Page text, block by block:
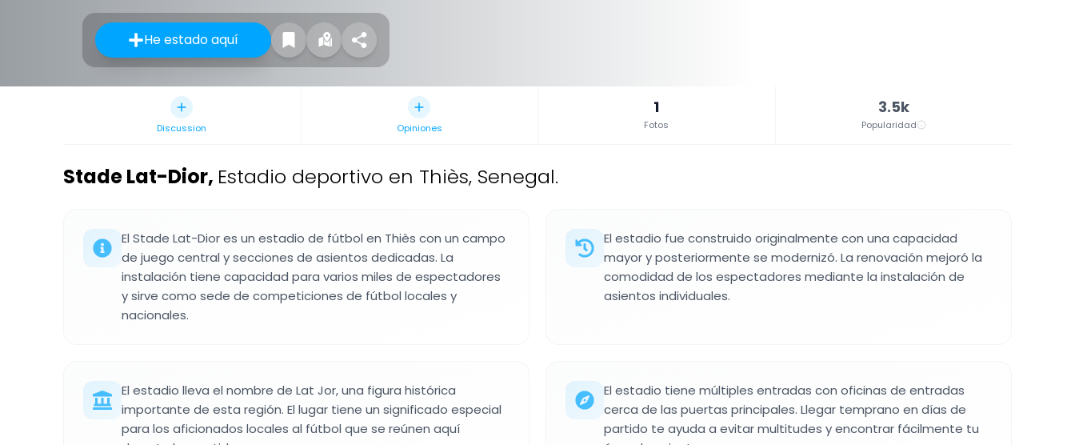
He estado aquí
Discussion Opiniones
1
Fotos
3.5k
Popularidad
Stade Lat-Dior, Estadio deportivo en Thiès, Senegal.
El Stade Lat-Dior es un estadio de fútbol en Thiès con un campo
de juego central y secciones de asientos dedicadas. La
instalación tiene capacidad para varios miles de espectadores
y sirve como sede de competiciones de fútbol locales y
nacionales.
El estadio fue construido originalmente con una capacidad
mayor y posteriormente se modernizó. La renovación mejoró la
comodidad de los espectadores mediante la instalación de
asientos individuales.
El estadio lleva el nombre de Lat Jor, una figura histórica
importante de esta región. El lugar tiene un significado especial
para los aficionados locales al fútbol que se reúnen aquí
El estadio tiene múltiples entradas con oficinas de entradas
cerca de las puertas principales. Llegar temprano en días de
partido te ayuda a evitar multitudes y encontrar fácilmente tu